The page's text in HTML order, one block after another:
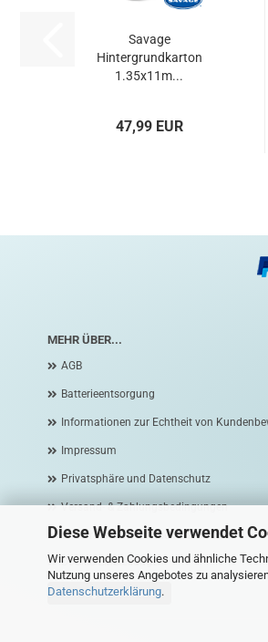
Diese Webseite verwendet
Wir verwenden Cookies und ähnliche
Nutzung unseres Angebotes zu
Datenschutzerklärung.
Savage
Hintergrundkarton
1.35x11m...
47,99 EUR
MEHR ÜBER...
AGB
Batterieentsorgung
Informationen zur Echtheit von
Impressum
Privatsphäre und Datenschutz
Versand- & Zahlungsbedingungen
Widerrufsrecht & Widerrufsformular
Cookie Einstellungen
Vertrag widerrufen